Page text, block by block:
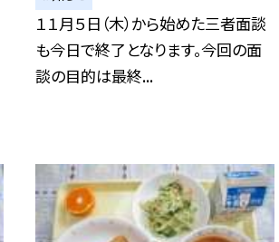
１１月５日（木）から始めた三者面談
も今日で終了となります。今回の面
談の目的は最終...